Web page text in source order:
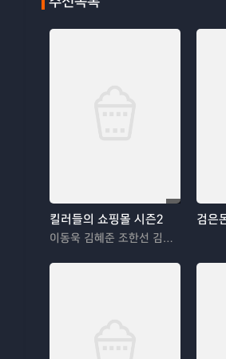
킬러들의 쇼핑몰 시즌2
이동욱 김혜준 조한선 김해나
검은